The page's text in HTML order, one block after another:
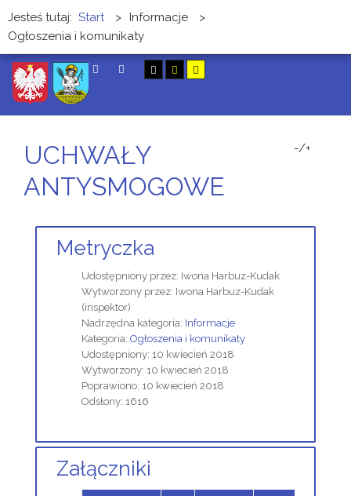
Jesteś tutaj: Start > Informacje
>
Ogłoszenia i komunikaty
UCHWAŁY
ANTYSMOGOWE
-/+
Metryczka
Udostępniony przez: Iwona Harbuz-Kudak
Wytworzony przez: Iwona Harbuz-Kudak
(inspektor)
Nadrzędna kategoria: Informacje
Kategoria: Ogłoszenia i komunikaty
Udostępniony: 10 kwiecień 2018
Wytworzony: 10 kwiecień 2018
Poprawiono: 10 kwiecień 2018
Odsłony: 1616
Załączniki